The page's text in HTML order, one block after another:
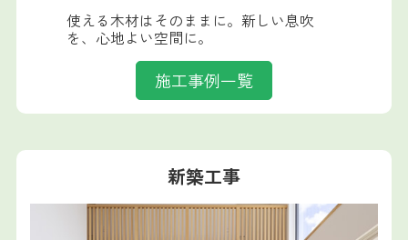
使える木材はそのままに。新しい息吹
を、心地よい空間に。
施工事例一覧
新築工事